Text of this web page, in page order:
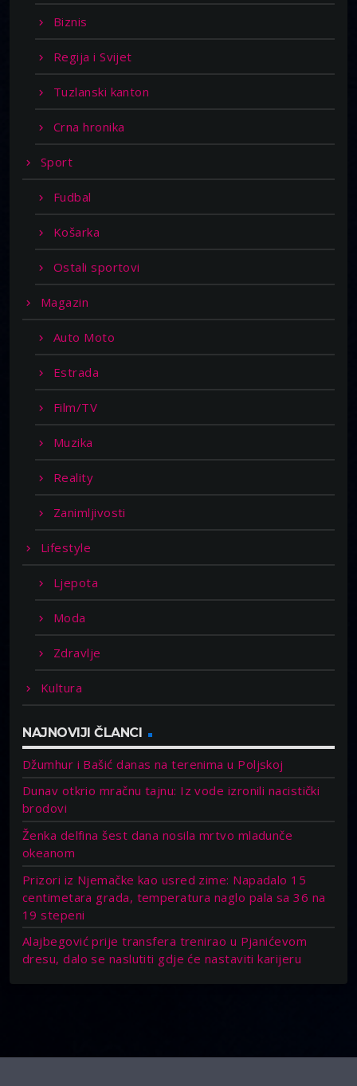
Biznis
Regija i Svijet
Tuzlanski kanton
Crna hronika
Sport
Fudbal
Košarka
Ostali sportovi
Magazin
Auto Moto
Estrada
Film/TV
Muzika
Reality
Zanimljivosti
Lifestyle
Ljepota
Moda
Zdravlje
Kultura
NAJNOVIJI ČLANCI
Džumhur i Bašić danas na terenima u Poljskoj
Dunav otkrio mračnu tajnu: Iz vode izronili nacistički
brodovi
Ženka delfina šest dana nosila mrtvo mladunče
okeanom
Prizori iz Njemačke kao usred zime: Napadalo 15
centimetara grada, temperatura naglo pala sa 36 na
19 stepeni
Alajbegović prije transfera trenirao u Pjanićevom
dresu, dalo se naslutiti gdje će nastaviti karijeru